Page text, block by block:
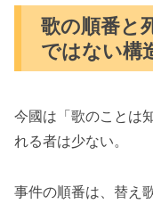
歌の順番と
ではない構
今國は「歌のことは
れる者は少ない。
事件の順番は、替え